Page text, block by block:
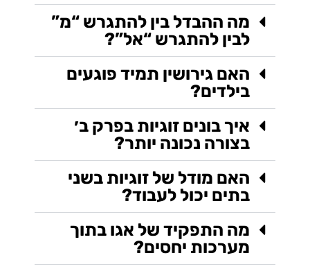
מה ההבדל בין להתגרש “מ”
לבין להתגרש “אל”?
האם גירושין תמיד פוגעים
בילדים?
איך בונים זוגיות בפרק ב׳
בצורה נכונה יותר?
האם מודל של זוגיות בשני
בתים יכול לעבוד?
מה התפקיד של אגו בתוך
מערכות יחסים?